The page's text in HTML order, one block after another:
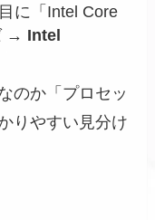
に「Intel Core
→ Intel
のか「プロセッ
りやすい見分け